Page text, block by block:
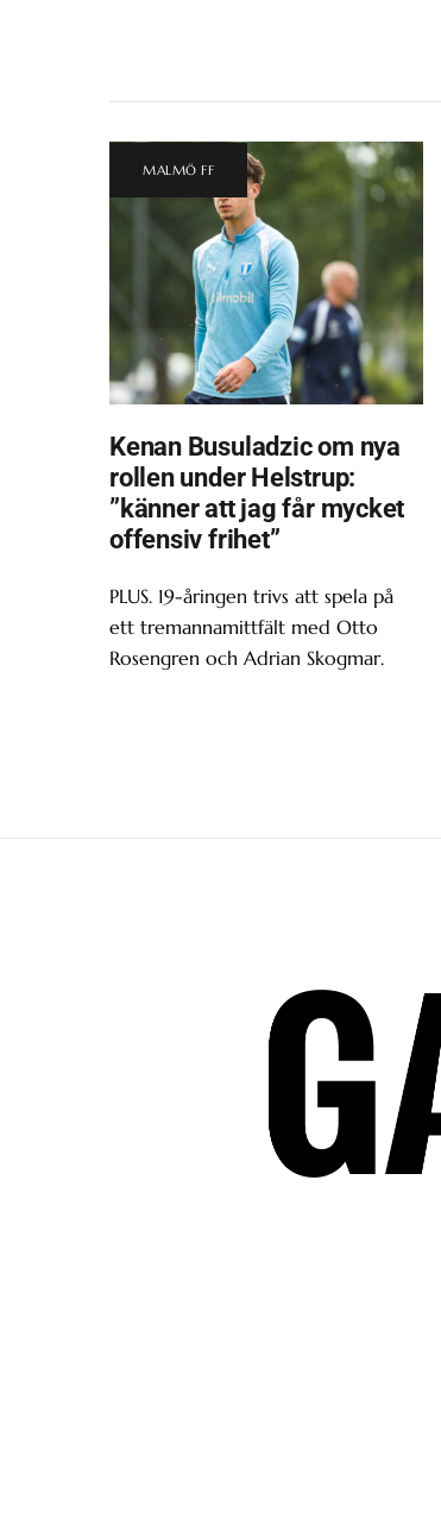
MALMÖ FF
Kenan Busuladzic om nya
rollen under Helstrup:
”känner att jag får mycket
offensiv frihet”
PLUS. 19-åringen trivs att spela på
ett tremannamittfält med Otto
Rosengren och Adrian Skogmar.